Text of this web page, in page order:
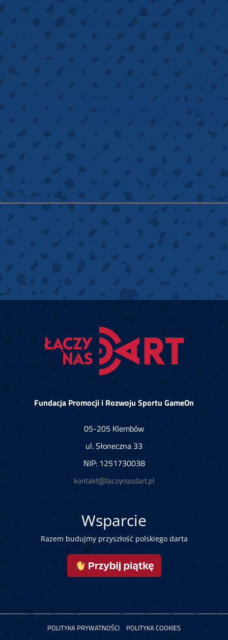
Fundacja Promocji i Rozwoju Sportu GameOn
05-205 Klembów
ul. Słoneczna 33
NIP: 1251730038
kontakt@laczynasdart.pl
Wsparcie
Razem budujmy przyszłość polskiego darta
POLITYKA PRYWATNOŚCI POLITYKA COOKIES